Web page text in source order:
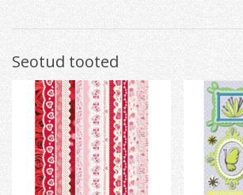
Seotud tooted